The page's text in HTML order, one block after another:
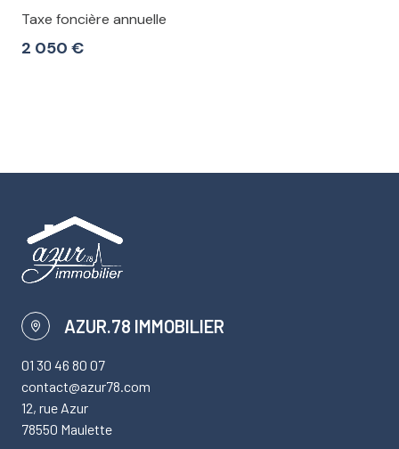
Taxe foncière annuelle
2 050 €
AZUR.78 IMMOBILIER
01 30 46 80 07
contact@azur78.com
12, rue Azur
78550 Maulette